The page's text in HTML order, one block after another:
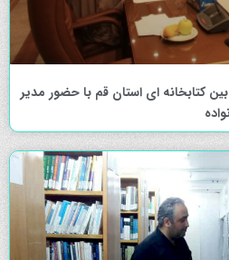
کتابخانه ای استان قم با حضور مدیر